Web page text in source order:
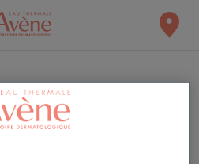
mūsų išskirtinio Eau Thermale